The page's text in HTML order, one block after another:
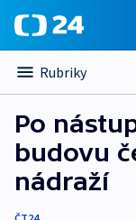
Rubriky
Po
budovu
nádraží